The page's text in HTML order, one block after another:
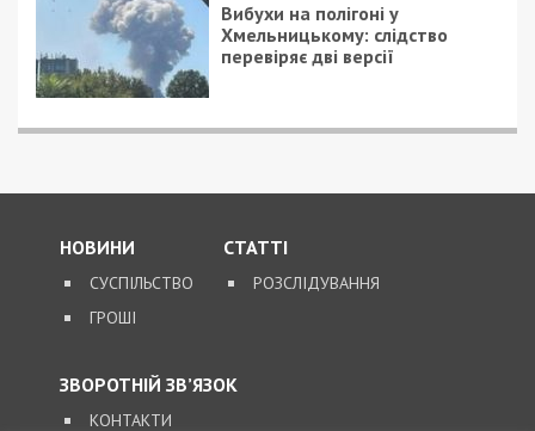
Вибухи на полігоні у
Хмельницькому: слідство
перевіряє дві версії
НОВИНИ
СУСПІЛЬСТВО
ГРОШІ
СТАТТІ
РОЗСЛІДУВАННЯ
ЗВОРОТНІЙ ЗВ’ЯЗОК
КОНТАКТИ